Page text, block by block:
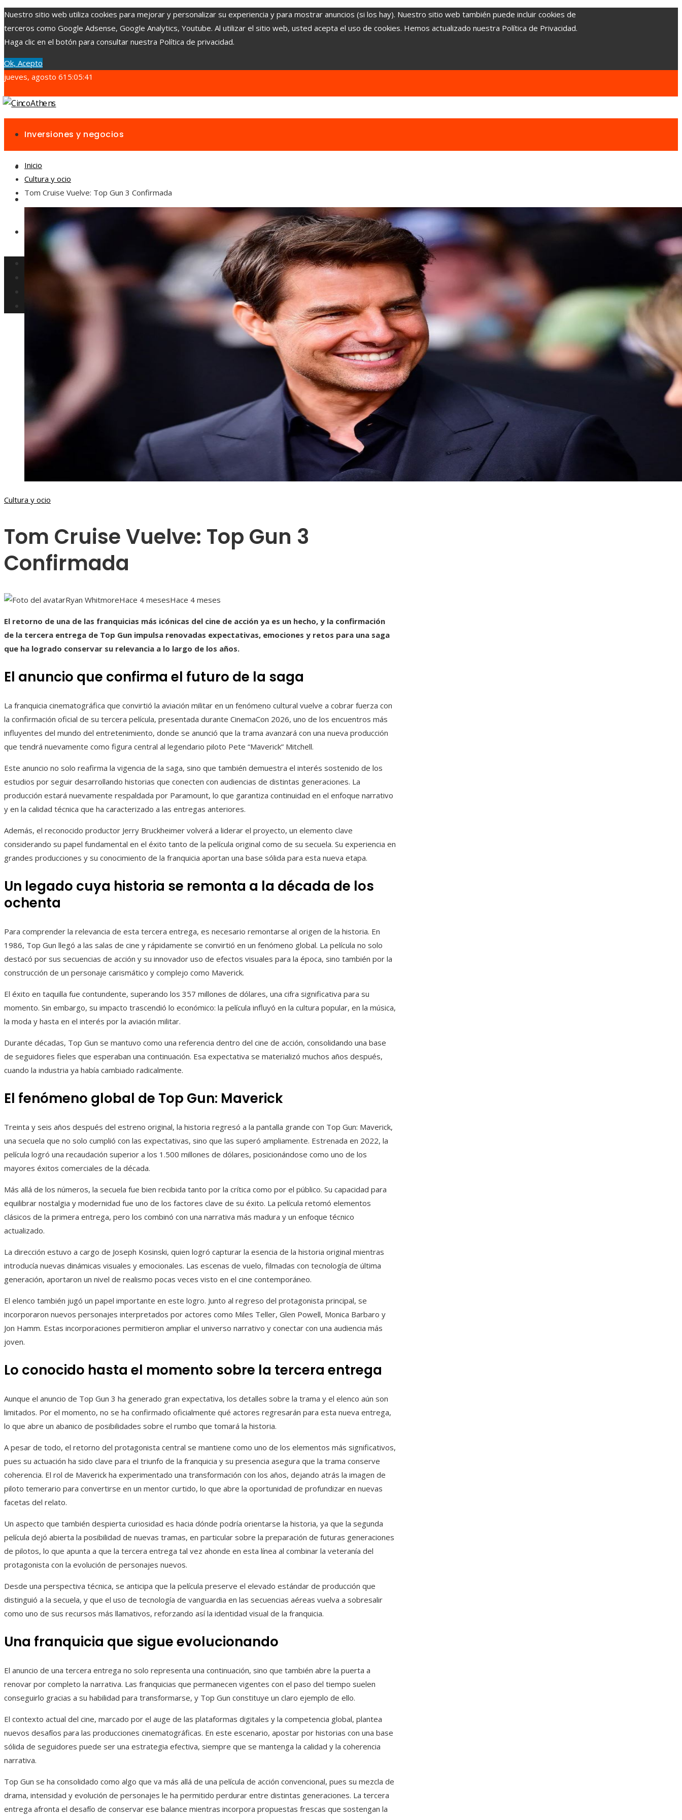
Nuestro sitio web utiliza cookies para mejorar y personalizar su experiencia y para mostrar anuncios (si los hay). Nuestro sitio web también puede incluir cookies de
terceros como Google Adsense, Google Analytics, Youtube. Al utilizar el sitio web, usted acepta el uso de cookies. Hemos actualizado nuestra Política de Privacidad.
Haga clic en el botón para consultar nuestra Política de privacidad.
Ok, Acepto
jueves, agosto 615:05:42
Inversiones y negocios
Ciencia y tecnología
Cultura y ocio
Responsabilidad social
Inversiones y negocios
Ciencia y tecnología
Cultura y ocio
Inicio
Cultura y ocio
Tom Cruise Vuelve: Top Gun 3 Confirmada
Cultura y ocio
Tom Cruise Vuelve: Top Gun 3
Confirmada
Ryan WhitmoreHace 4 mesesHace 4 meses
El retorno de una de las franquicias más icónicas del cine de acción ya es un hecho, y la confirmación
de la tercera entrega de Top Gun impulsa renovadas expectativas, emociones y retos para una saga
que ha logrado conservar su relevancia a lo largo de los años.
El anuncio que confirma el futuro de la saga
La franquicia cinematográfica que convirtió la aviación militar en un fenómeno cultural vuelve a cobrar fuerza con
la confirmación oficial de su tercera película, presentada durante CinemaCon 2026, uno de los encuentros más
influyentes del mundo del entretenimiento, donde se anunció que la trama avanzará con una nueva producción
que tendrá nuevamente como figura central al legendario piloto Pete “Maverick” Mitchell.
Este anuncio no solo reafirma la vigencia de la saga, sino que también demuestra el interés sostenido de los
estudios por seguir desarrollando historias que conecten con audiencias de distintas generaciones. La
producción estará nuevamente respaldada por Paramount, lo que garantiza continuidad en el enfoque narrativo
y en la calidad técnica que ha caracterizado a las entregas anteriores.
Además, el reconocido productor Jerry Bruckheimer volverá a liderar el proyecto, un elemento clave
considerando su papel fundamental en el éxito tanto de la película original como de su secuela. Su experiencia en
grandes producciones y su conocimiento de la franquicia aportan una base sólida para esta nueva etapa.
Un legado cuya historia se remonta a la década de los
ochenta
Para comprender la relevancia de esta tercera entrega, es necesario remontarse al origen de la historia. En
1986, Top Gun llegó a las salas de cine y rápidamente se convirtió en un fenómeno global. La película no solo
destacó por sus secuencias de acción y su innovador uso de efectos visuales para la época, sino también por la
construcción de un personaje carismático y complejo como Maverick.
El éxito en taquilla fue contundente, superando los 357 millones de dólares, una cifra significativa para su
momento. Sin embargo, su impacto trascendió lo económico: la película influyó en la cultura popular, en la música,
la moda y hasta en el interés por la aviación militar.
Durante décadas, Top Gun se mantuvo como una referencia dentro del cine de acción, consolidando una base
de seguidores fieles que esperaban una continuación. Esa expectativa se materializó muchos años después,
cuando la industria ya había cambiado radicalmente.
El fenómeno global de Top Gun: Maverick
Treinta y seis años después del estreno original, la historia regresó a la pantalla grande con Top Gun: Maverick,
una secuela que no solo cumplió con las expectativas, sino que las superó ampliamente. Estrenada en 2022, la
película logró una recaudación superior a los 1.500 millones de dólares, posicionándose como uno de los
mayores éxitos comerciales de la década.
Más allá de los números, la secuela fue bien recibida tanto por la crítica como por el público. Su capacidad para
equilibrar nostalgia y modernidad fue uno de los factores clave de su éxito. La película retomó elementos
clásicos de la primera entrega, pero los combinó con una narrativa más madura y un enfoque técnico
actualizado.
La dirección estuvo a cargo de Joseph Kosinski, quien logró capturar la esencia de la historia original mientras
introducía nuevas dinámicas visuales y emocionales. Las escenas de vuelo, filmadas con tecnología de última
generación, aportaron un nivel de realismo pocas veces visto en el cine contemporáneo.
El elenco también jugó un papel importante en este logro. Junto al regreso del protagonista principal, se
incorporaron nuevos personajes interpretados por actores como Miles Teller, Glen Powell, Monica Barbaro y
Jon Hamm. Estas incorporaciones permitieron ampliar el universo narrativo y conectar con una audiencia más
joven.
Lo conocido hasta el momento sobre la tercera entrega
Aunque el anuncio de Top Gun 3 ha generado gran expectativa, los detalles sobre la trama y el elenco aún son
limitados. Por el momento, no se ha confirmado oficialmente qué actores regresarán para esta nueva entrega,
lo que abre un abanico de posibilidades sobre el rumbo que tomará la historia.
A pesar de todo, el retorno del protagonista central se mantiene como uno de los elementos más significativos,
pues su actuación ha sido clave para el triunfo de la franquicia y su presencia asegura que la trama conserve
coherencia. El rol de Maverick ha experimentado una transformación con los años, dejando atrás la imagen de
piloto temerario para convertirse en un mentor curtido, lo que abre la oportunidad de profundizar en nuevas
facetas del relato.
Un aspecto que también despierta curiosidad es hacia dónde podría orientarse la historia, ya que la segunda
película dejó abierta la posibilidad de nuevas tramas, en particular sobre la preparación de futuras generaciones
de pilotos, lo que apunta a que la tercera entrega tal vez ahonde en esta línea al combinar la veteranía del
protagonista con la evolución de personajes nuevos.
Desde una perspectiva técnica, se anticipa que la película preserve el elevado estándar de producción que
distinguió a la secuela, y que el uso de tecnología de vanguardia en las secuencias aéreas vuelva a sobresalir
como uno de sus recursos más llamativos, reforzando así la identidad visual de la franquicia.
Una franquicia que sigue evolucionando
El anuncio de una tercera entrega no solo representa una continuación, sino que también abre la puerta a
renovar por completo la narrativa. Las franquicias que permanecen vigentes con el paso del tiempo suelen
conseguirlo gracias a su habilidad para transformarse, y Top Gun constituye un claro ejemplo de ello.
El contexto actual del cine, marcado por el auge de las plataformas digitales y la competencia global, plantea
nuevos desafíos para las producciones cinematográficas. En este escenario, apostar por historias con una base
sólida de seguidores puede ser una estrategia efectiva, siempre que se mantenga la calidad y la coherencia
narrativa.
Top Gun se ha consolidado como algo que va más allá de una película de acción convencional, pues su mezcla de
drama, intensidad y evolución de personajes le ha permitido perdurar entre distintas generaciones. La tercera
entrega afronta el desafío de conservar ese balance mientras incorpora propuestas frescas que sostengan la